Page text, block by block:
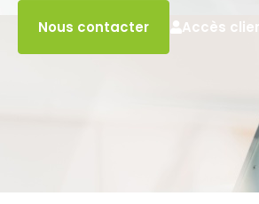
Nous contacter Accès